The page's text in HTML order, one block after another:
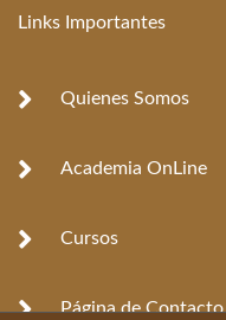
Links Importantes
Quienes Somos
Academia OnLine
Cursos
Página de Contacto